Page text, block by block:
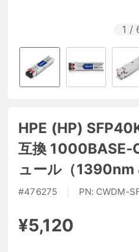
1 /
HPE (HP)
互換 1000BASE-
ュール（1390nm
#476275 PN: CWDM-
¥5,120